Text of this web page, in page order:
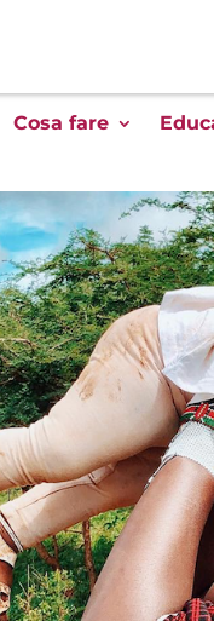
Cosa fare